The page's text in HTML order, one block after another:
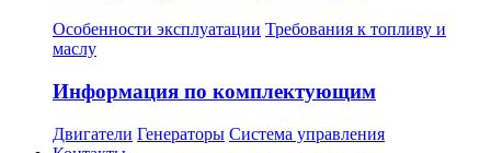
Особенности эксплуатации Требования к топливу и
маслу
Информация по комплектующим
Двигатели Генераторы Система управления